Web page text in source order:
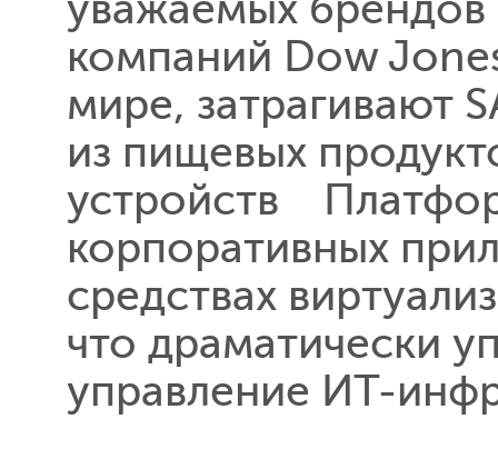
компаний Dow
мире, затрагивают
из пищевых
устройств
корпоративных
средствах
что драматически
управление ИТ-